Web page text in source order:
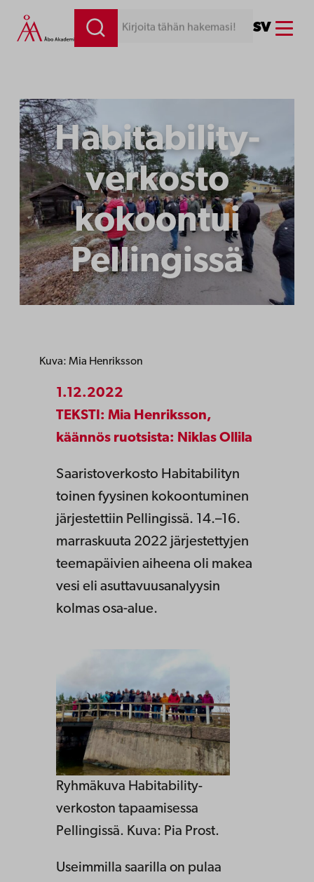
Siirry
sisältöön
Kirjoita tähän hakemasi! SV Menu
Habitability-
verkosto
kokoontui
Pellingissä
Kuva: Mia Henriksson
1.12.2022
TEKSTI: Mia Henriksson,
käännös ruotsista: Niklas Ollila
Saaristoverkosto Habitabilityn
toinen fyysinen kokoontuminen
järjestettiin Pellingissä. 14.–16.
marraskuuta 2022 järjestettyjen
teemapäivien aiheena oli makea
vesi eli asuttavuusanalyysin
kolmas osa-alue.
Ryhmäkuva Habitability-
verkoston tapaamisessa
Pellingissä. Kuva: Pia Prost.
Useimmilla saarilla on pulaa